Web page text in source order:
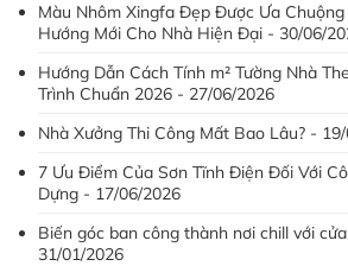
Màu Nhôm Xingfa Đẹp Được Ưa Chuộng
Hướng Mới Cho Nhà Hiện Đại - 30/06/
Hướng Dẫn Cách Tính m² Tường Nhà
Trình Chuẩn 2026 - 27/06/2026
Nhà Xưởng Thi Công Mất Bao Lâu? -
7 Ưu Điểm Của Sơn Tĩnh Điện Đối Với
Dựng - 17/06/2026
Biến góc ban công thành nơi chill với
31/01/2026